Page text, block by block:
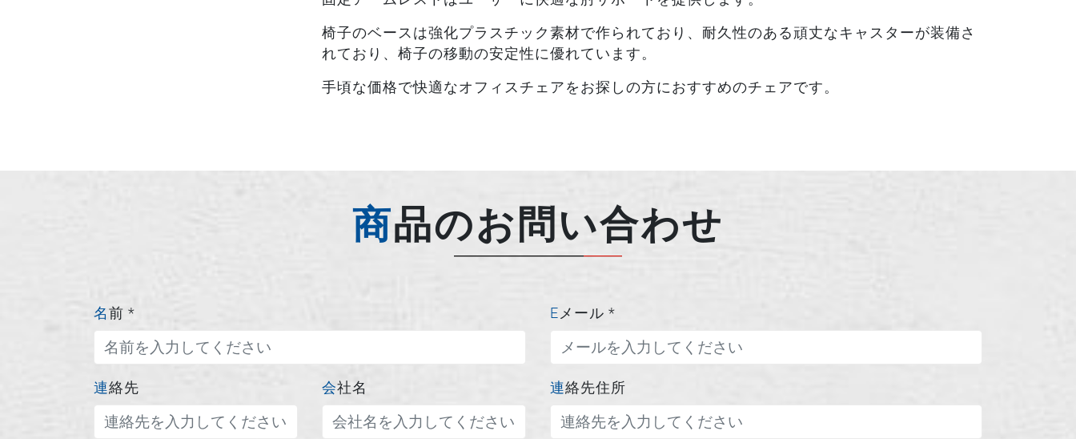
椅子のベースは強化プラスチック素材で作られており、耐久性のある頑丈なキャスターが装備さ
れており、椅子の移動の安定性に優れています。
手頃な価格で快適なオフィスチェアをお探しの方におすすめのチェアです。
商品のお問い合わせ
名前 * Eメール *
連絡先 会社名 連絡先住所